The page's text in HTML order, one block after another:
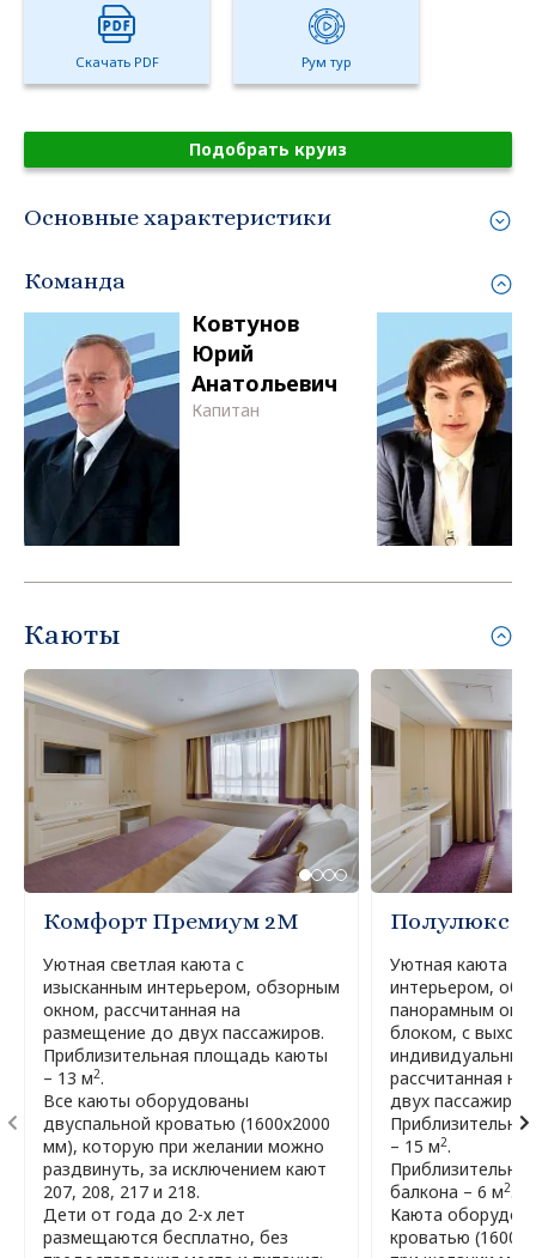
Скачать PDF Рум тур
Подобрать круиз
Основные характеристики
Команда
Ковтунов
Юрий
Анатольевич
Капитан
Каюты
Комфорт Премиум 2М
Уютная светлая каюта с
изысканным интерьером, обзорным
окном, рассчитанная на
размещение до двух пассажиров.
Приблизительная площадь каюты
– 13 м2.
Все каюты оборудованы
двуспальной кроватью (1600х2000
мм), которую при желании можно
раздвинуть, за исключением кают
207, 208, 217 и 218.
Дети от года до 2-х лет
размещаются бесплатно, без
Полулюкс
Уютная каюта с
интерьером,
панорамным
блоком, с
индивидуальный
рассчитанная
двух пассажиров.
– 15 м2.
балкона – 6 м2.
Каюта
кроватью